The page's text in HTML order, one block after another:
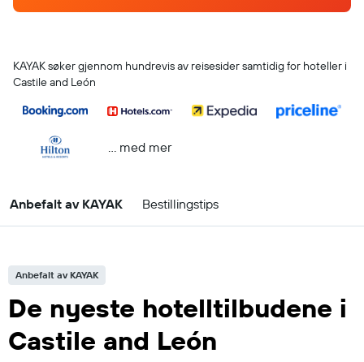
KAYAK søker gjennom hundrevis av reisesider samtidig for hoteller i
Castile and León
… med mer
Anbefalt av KAYAK Bestillingstips
Anbefalt av KAYAK
De nyeste hotelltilbudene i
Castile and León